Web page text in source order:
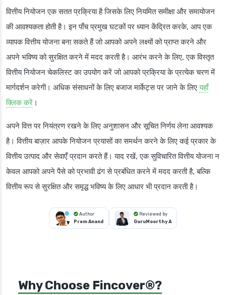
वित्तीय नियोजन एक सतत प्रक्रिया है जिसके लिए नियमित समीक्षा और समायोजन
की आवश्यकता होती है। इन पाँच प्रमुख घटकों पर ध्यान केंद्रित करके, आप एक
व्यापक वित्तीय योजना बना सकते हैं जो आपको अपने लक्ष्यों को प्राप्त करने और
अपने भविष्य को सुरक्षित करने में मदद करती है। आरंभ करने के लिए, एक विस्तृत
वित्तीय नियोजन चेकलिस्ट का उपयोग करें जो आपको प्रक्रिया के प्रत्येक चरण में
मार्गदर्शन करेगी। अधिक संसाधनों के लिए बजाज मार्केट्स पर जाने के लिएयहाँ
क्लिक करें ।
अपने वित्त पर नियंत्रण रखने के लिए अनुशासन और सूचित निर्णय लेना आवश्यक
है। वित्तीय बाज़ार आपके नियोजन प्रयासों का समर्थन करने के लिए कई प्रकार के
वित्तीय उत्पाद और सेवाएँ प्रदान करते हैं। याद रखें, एक सुविचारित वित्तीय योजना न
केवल आपको अपने पैसे को प्रभावी ढंग से प्रबंधित करने में मदद करती है, बल्कि
वित्तीय रूप से सुरक्षित और समृद्ध भविष्य के लिए आधार भी प्रदान करती है।
Author
Prem Anand
Reviewed by
GuruMoorthy A
Why Choose Fincover®?